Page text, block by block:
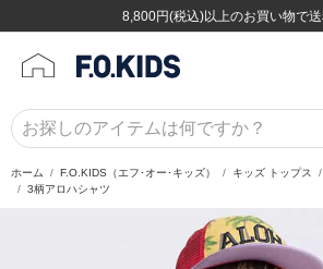
8,800円(税込)以上のお買い物で
ほぼ全品半額！！8/12(水)お昼12:59
8,800円(税込)以上のお買い物で
ほぼ全品半額！！8/12(水)お昼12:59
ホーム F.O.KIDS（エフ･オー･キッズ） キッズ トップス
3柄アロハシャツ